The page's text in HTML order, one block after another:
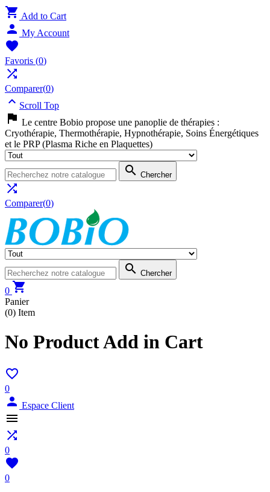
 Add to Cart
 My Account

Favoris (0)

Comparer(0)
 Scroll Top
 Le centre Bobio propose une panoplie de thérapies :
Cryothérapie, Thermothérapie, Hypnothérapie, Soins Énergétiques
et le PRP (Plasma Riche en Plaquettes)
 Chercher

Comparer(0)
 Chercher
0 
Panier
(0) Item
No Product Add in Cart

0
 Espace Client


0

0